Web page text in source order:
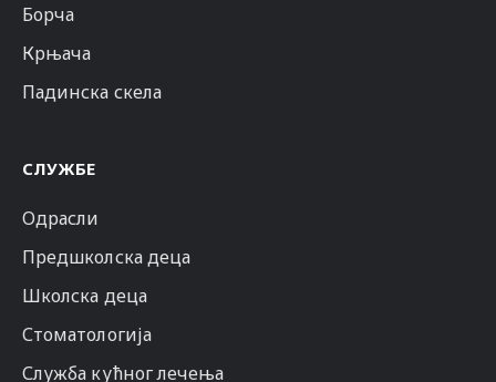
Борча
Крњача
Падинска скела
СЛУЖБЕ
Одрасли
Предшколска деца
Школска деца
Стоматологија
Служба кућног лечења